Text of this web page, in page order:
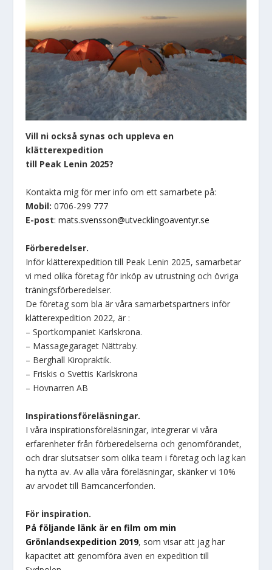
Vill ni också synas och uppleva en
klätterexpedition
till Peak Lenin 2025?
Kontakta mig för mer info om ett samarbete på:
Mobil: 0706-299 777
E-post:mats.svensson@utvecklingoaventyr.se
Förberedelser.
Inför klätterexpedition till Peak Lenin 2025, samarbetar
vi med olika företag för inköp av utrustning och övriga
träningsförberedelser.
De företag som bla är våra samarbetspartners inför
klätterexpedition 2022, är :
– Sportkompaniet Karlskrona.
– Massagegaraget Nättraby.
– Berghall Kiropraktik.
– Friskis o Svettis Karlskrona
– Hovnarren AB
Inspirationsföreläsningar.
I våra inspirationsföreläsningar, integrerar vi våra
erfarenheter från förberedelserna och genomförandet,
och drar slutsatser som olika team i företag och lag kan
ha nytta av. Av alla våra föreläsningar, skänker vi 10%
av arvodet till Barncancerfonden.
För inspiration.
På följande länk är en film om min
Grönlandsexpedition 2019, som visar att jag har
kapacitet att genomföra även en expedition till